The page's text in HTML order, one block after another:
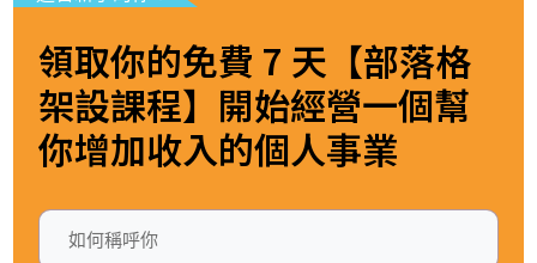
領取你的免費 7 天【部落格
架設課程】開始經營一個幫
你增加收入的個人事業